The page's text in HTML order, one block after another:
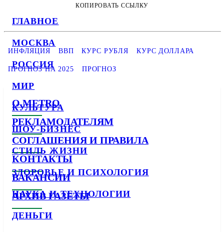
ГЛАВНОЕ
МОСКВА
РОССИЯ
МИР
КУЛЬТУРА
ШОУ-БИЗНЕС
СТИЛЬ ЖИЗНИ
ЗДОРОВЬЕ И ПСИХОЛОГИЯ
НАУКА И ТЕХНОЛОГИИ
ДЕНЬГИ
КОПИРОВАТЬ ССЫЛКУ
ИНФЛЯЦИЯ ВВП КУРС РУБЛЯ КУРС ДОЛЛАРА
ПРОГНОЗ НА 2025 ПРОГНОЗ
О METRO
РЕКЛАМОДАТЕЛЯМ
СОГЛАШЕНИЯ И ПРАВИЛА
КОНТАКТЫ
ВАКАНСИИ
АРХИВ ГАЗЕТЫ